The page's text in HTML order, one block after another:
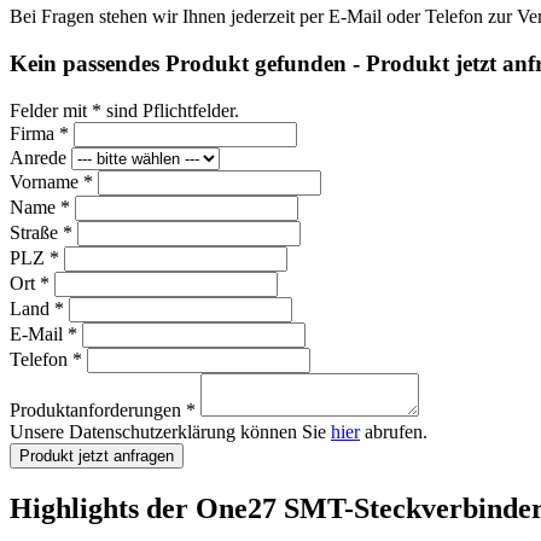
Bei Fragen stehen wir Ihnen jederzeit per E-Mail oder Telefon zur
Kein passendes Produkt gefunden - Produkt jetzt
Felder mit * sind Pflichtfelder.
Firma *
Anrede
Vorname *
Name *
Straße *
PLZ *
Ort *
Land *
E-Mail *
Telefon *
Produktanforderungen *
Unsere Datenschutzerklärung können Sie hierabrufen.
Produkt jetzt anfragen
Highlights der One27 SMT-